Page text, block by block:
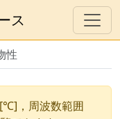
ス
性
，周波数範囲